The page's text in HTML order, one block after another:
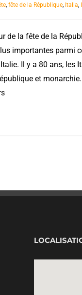
, fête de la République, Italia,
de la fête de la
importantes parmi
Il y a 80 ans, les
et